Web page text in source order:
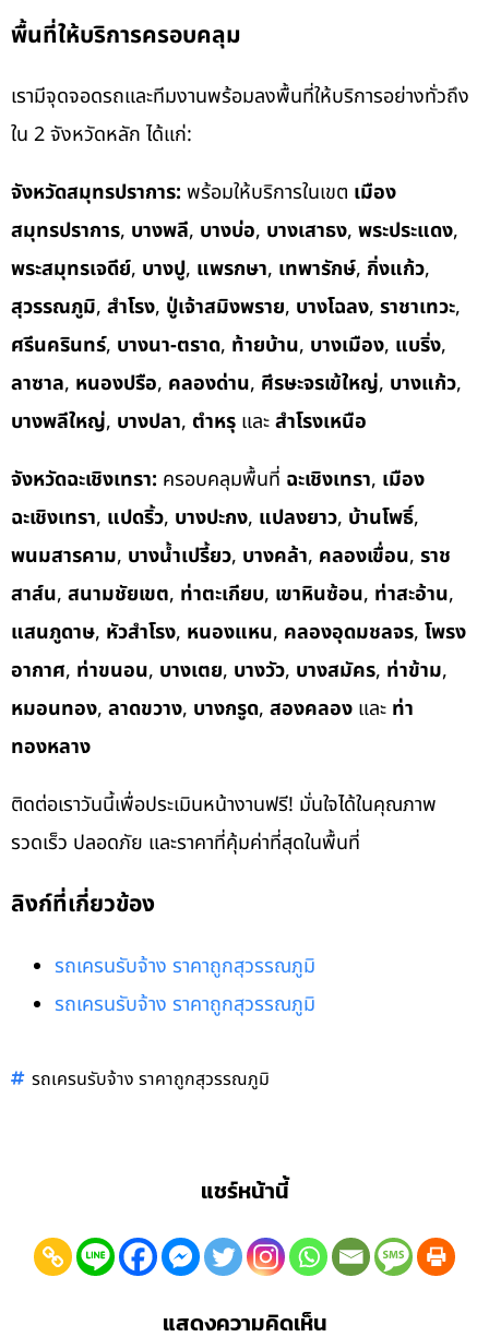
พื้นที่ให้บริการครอบคลุม
เรามีจุดจอดรถและทีมงานพร้อมลงพื้นที่ให้บริการอย่างทั่วถึง
ใน 2 จังหวัดหลัก ได้แก่:
จังหวัดสมุทรปราการ: พร้อมให้บริการในเขต เมือง
สมุทรปราการ, บางพลี, บางบ่อ, บางเสาธง, พระประแดง,
พระสมุทรเจดีย์, บางปู, แพรกษา, เทพารักษ์, กิ่งแก้ว,
สุวรรณภูมิ, สำโรง, ปู่เจ้าสมิงพราย, บางโฉลง, ราชาเทวะ,
ศรีนครินทร์, บางนา-ตราด, ท้ายบ้าน, บางเมือง, แบริ่ง,
ลาซาล, หนองปรือ, คลองด่าน, ศีรษะจรเข้ใหญ่, บางแก้ว,
บางพลีใหญ่, บางปลา, ตำหรุ และสำโรงเหนือ
จังหวัดฉะเชิงเทรา: ครอบคลุมพื้นที่ ฉะเชิงเทรา, เมือง
ฉะเชิงเทรา, แปดริ้ว, บางปะกง, แปลงยาว, บ้านโพธิ์,
พนมสารคาม, บางน้ำเปรี้ยว, บางคล้า, คลองเขื่อน, ราช
สาส์น, สนามชัยเขต, ท่าตะเกียบ, เขาหินซ้อน, ท่าสะอ้าน,
แสนภูดาษ, หัวสำโรง, หนองแหน, คลองอุดมชลจร, โพรง
อากาศ, ท่าขนอน, บางเตย, บางวัว, บางสมัคร, ท่าข้าม,
หมอนทอง, ลาดขวาง, บางกรูด, สองคลอง และ ท่า
ทองหลาง
ติดต่อเราวันนี้เพื่อประเมินหน้างานฟรี! มั่นใจได้ในคุณภาพ
รวดเร็ว ปลอดภัย และราคาที่คุ้มค่าที่สุดในพื้นที่
ลิงก์ที่เกี่ยวข้อง
รถเครนรับจ้าง ราคาถูกสุวรรณภูมิ
รถเครนรับจ้าง ราคาถูกสุวรรณภูมิ
รถเครนรับจ้าง ราคาถูกสุวรรณภูมิ
แชร์หน้านี้
แสดงความคิดเห็น